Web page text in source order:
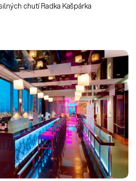
chutí Radka Kašpárka